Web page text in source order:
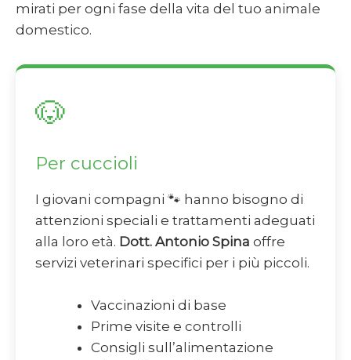
mirati per ogni fase della vita del tuo animale
domestico.
🐶
Per cuccioli
I giovani compagni 🐾 hanno bisogno di
attenzioni speciali e trattamenti adeguati
alla loro età. Dott. Antonio Spina offre
servizi veterinari specifici per i più piccoli.
Vaccinazioni di base
Prime visite e controlli
Consigli sull’alimentazione